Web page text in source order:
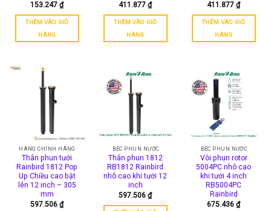
trang
sản
153.247₫
THÊM VÀO GIỎ
HÀNG
411.877₫
THÊM VÀO GIỎ
HÀNG
411.877₫
THÊM VÀO GIỎ
HÀNG
HÀNG CHÍNH HÃNG
Thân phun tưới
Rainbird 1812 Pop
Up Chiều cao bật
lên 12 inch – 305
mm
597.506₫
BÉC PHUN NƯỚC
Thân phun 1812
RB1812 Rainbird
nhô cao khi tưới 12
inch
597.506₫
BÉC PHUN NƯỚC
Vòi phun rotor
5004PC nhô cao
khi tưới 4 inch
RB5004PC
Rainbird
675.436₫